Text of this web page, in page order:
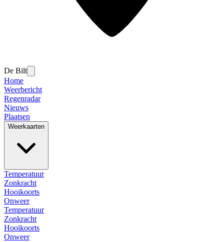
De Bilt
Home
Weerbericht
Regenradar
Nieuws
Plaatsen
Weerkaarten
Temperatuur
Zonkracht
Hooikoorts
Onweer
Temperatuur
Zonkracht
Hooikoorts
Onweer